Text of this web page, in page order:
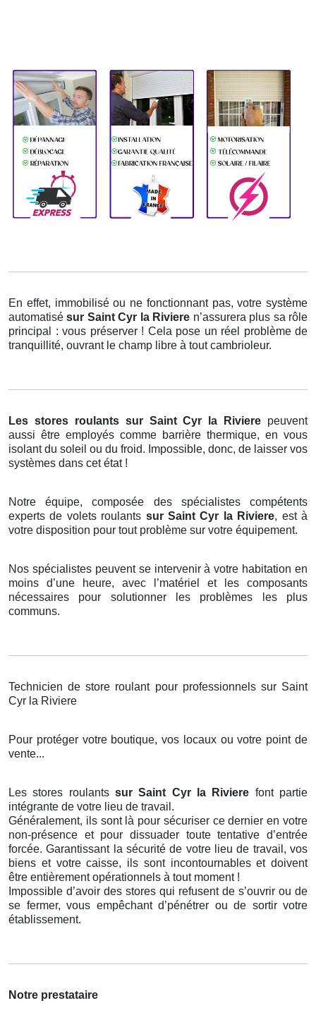
En effet, immobilisé ou ne fonctionnant pas, votre système
automatisésur Saint Cyr la Riviere n’assurera plus sa rôle
principal : vous préserver ! Cela pose un réel problème de
tranquillité, ouvrant le champ libre à tout cambrioleur.
Les stores roulants sur Saint Cyr la Riviere peuvent
aussi être employés comme barrière thermique, en vous
isolant du soleil ou du froid. Impossible, donc, de laisser vos
systèmes dans cet état !
Notre équipe, composée des spécialistes compétents
experts de volets roulants sur Saint Cyr la Riviere, est à
votre disposition pour tout problème sur votre équipement.
Nos spécialistes peuvent se intervenir à votre habitation en
moins d’une heure, avec l’matériel et les composants
nécessaires pour solutionner les problèmes les plus
communs.
Technicien de store roulant pour professionnels sur Saint
Cyr la Riviere
Pour protéger votre boutique, vos locaux ou votre point de
vente...
Les stores roulants sur Saint Cyr la Riviere font partie
intégrante de votre lieu de travail.
Généralement, ils sont là pour sécuriser ce dernier en votre
non-présence et pour dissuader toute tentative d’entrée
forcée. Garantissant la sécurité de votre lieu de travail, vos
biens et votre caisse, ils sont incontournables et doivent
être entièrement opérationnels à tout moment !
Impossible d’avoir des stores qui refusent de s’ouvrir ou de
se fermer, vous empêchant d’pénétrer ou de sortir votre
établissement.
Notre prestataire